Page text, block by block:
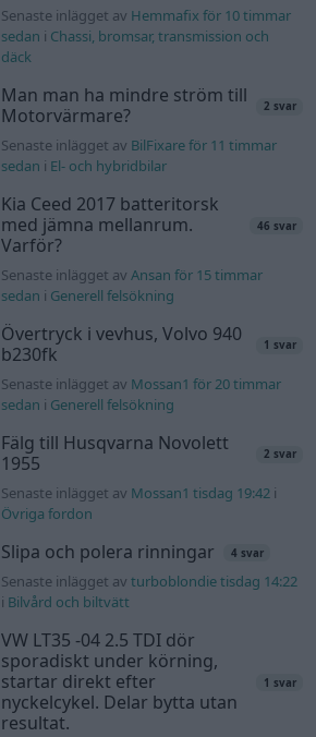
Senaste inlägget av Hemmafix för 10 timmar
sedan i Chassi, bromsar, transmission och
däck
Man man ha mindre ström till
Motorvärmare?
2 svar
Senaste inlägget av BilFixare för 11 timmar
sedan i El- och hybridbilar
Kia Ceed 2017 batteritorsk
med jämna mellanrum.
Varför?
46 svar
Senaste inlägget avAnsan för 15 timmar
sedan i Generell felsökning
Övertryck i vevhus, Volvo 940
b230fk
1 svar
Senaste inlägget av Mossan1 för 20 timmar
sedan i Generell felsökning
Fälg till Husqvarna Novolett
1955
2 svar
Senaste inlägget av Mossan1 tisdag 19:42 i
Övriga fordon
Slipa och polera rinningar 4 svar
Senaste inlägget avturboblondie tisdag 14:22
i Bilvård och biltvätt
VW LT35 -04 2.5 TDI dör
sporadiskt under körning,
startar direkt efter
nyckelcykel. Delar bytta utan
resultat.
1 svar